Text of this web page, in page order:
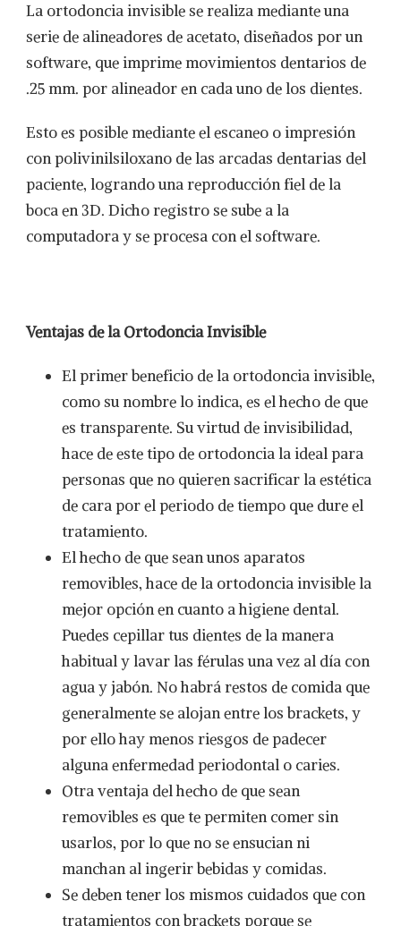
La ortodoncia invisible se realiza mediante una
serie de alineadores de acetato, diseñados por un
software, que imprime movimientos dentarios de
.25 mm. por alineador en cada uno de los dientes.
Esto es posible mediante el escaneo o impresión
con polivinilsiloxano de las arcadas dentarias del
paciente, logrando una reproducción fiel de la
boca en 3D. Dicho registro se sube a la
computadora y se procesa con el software.
Ventajas de la Ortodoncia Invisible
El primer beneficio de la ortodoncia invisible,
como su nombre lo indica, es el hecho de que
es transparente. Su virtud de invisibilidad,
hace de este tipo de ortodoncia la ideal para
personas que no quieren sacrificar la estética
de cara por el periodo de tiempo que dure el
tratamiento.
El hecho de que sean unos aparatos
removibles, hace de la ortodoncia invisible la
mejor opción en cuanto a higiene dental.
Puedes cepillar tus dientes de la manera
habitual y lavar las férulas una vez al día con
agua y jabón. No habrá restos de comida que
generalmente se alojan entre los brackets, y
por ello hay menos riesgos de padecer
alguna enfermedad periodontal o caries.
Otra ventaja del hecho de que sean
removibles es que te permiten comer sin
usarlos, por lo que no se ensucian ni
manchan al ingerir bebidas y comidas.
Se deben tener los mismos cuidados que con
tratamientos con brackets porque se